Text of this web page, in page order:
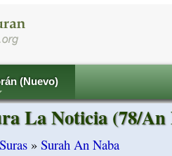
(Nuevo)
La Noticia (78/An
» Surah An Naba